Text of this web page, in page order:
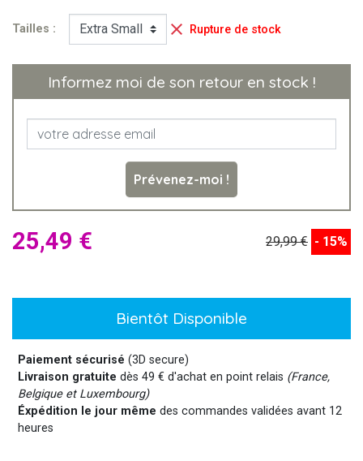
Tailles :  Rupture de stock
Informez moi de son retour en stock !
Prévenez-moi !
25,49 € 29,99 € - 15%
Bientôt Disponible
Paiement sécurisé (3D secure)
Livraison gratuite dès 49 € d'achat en point relais (France,
Belgique et Luxembourg)
Éxpédition le jour même des commandes validées avant 12
heures